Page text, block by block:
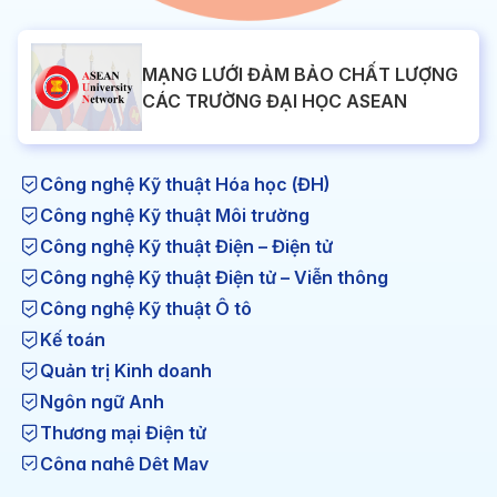
MẠNG LƯỚI ĐẢM BẢO CHẤT LƯỢNG
CÁC TRƯỜNG ĐẠI HỌC ASEAN
Công nghệ Kỹ thuật Hóa học (ĐH)
Công nghệ Kỹ thuật Môi trường
Công nghệ Kỹ thuật Điện – Điện tử
Công nghệ Kỹ thuật Điện tử – Viễn thông
Công nghệ Kỹ thuật Ô tô
Kế toán
Quản trị Kinh doanh
Ngôn ngữ Anh
Thương mại Điện tử
Công nghệ Dệt May